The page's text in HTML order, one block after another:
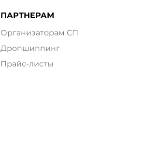
ПАРТНЕРАМ
Организаторам СП
Дропшиппинг
Прайс-листы